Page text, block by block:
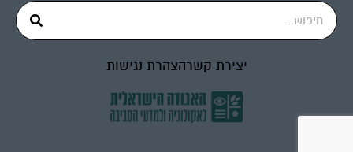
יצירת קשרהצהרת נגישות